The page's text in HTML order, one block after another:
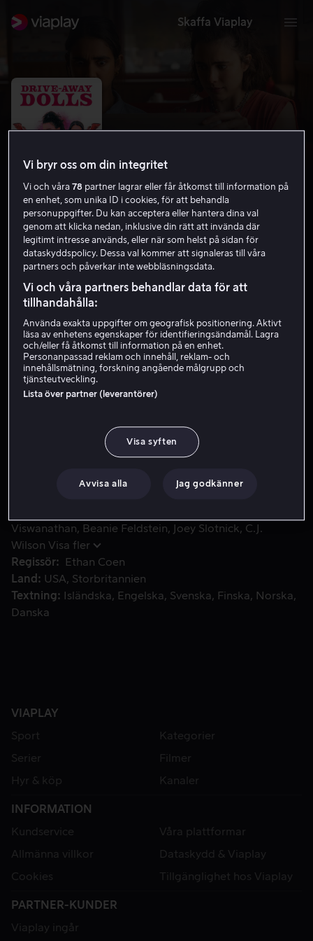
Skaffa Viaplay
Drive-Away Dolls
HD
Skaffa Viaplay
Se trailer
Marian go on an impromptu road trip to Tallahassee,
but things go awry when they cross paths with a group
Viswanathan
Beanie Feldstein Joey Slotnick
C.J.
Wilson Visa fler
Regissör
Ethan Coen
Land
USA
Storbritannien
Textning
Isländska Engelska Svenska Finska
Norska
Danska
VIAPLAY
Sport
Kategorier
Serier
Filmer
Hyr & köp
Kanaler
INFORMATION
Kundservice
Våra plattformar
Allmänna villkor
Dataskydd & Viaplay
Cookies
Tillgänglighet hos Viaplay
PARTNER-KUNDER
Viaplay ingår
Vi bryr oss om din integritet
Vi och våra78 partner lagrar eller får åtkomst till information på
en enhet, som unika ID i cookies, för att behandla
personuppgifter. Du kan acceptera eller hantera dina val
genom att klicka nedan, inklusive din rätt att invända där
legitimt intresse används, eller när som helst på sidan för
dataskyddspolicy. Dessa val kommer att signaleras till våra
partners och påverkar inte webbläsningsdata.
Vi och våra partners behandlar data för att
tillhandahålla:
Använda exakta uppgifter om geografisk positionering. Aktivt
läsa av enhetens egenskaper för identifieringsändamål. Lagra
och/eller få åtkomst till information på en enhet.
Personanpassad reklam och innehåll, reklam- och
innehållsmätning, forskning angående målgrupp och
tjänsteutveckling.
Lista över partner (leverantörer)
Visa syften
Avvisa alla Jag godkänner